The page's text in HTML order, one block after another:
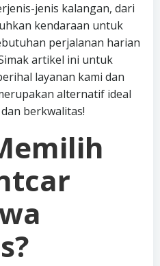
jenis kalangan, dari
kendaraan untuk
perjalanan harian
artikel ini untuk
layanan kami dan
alternatif ideal
berkwalitas!